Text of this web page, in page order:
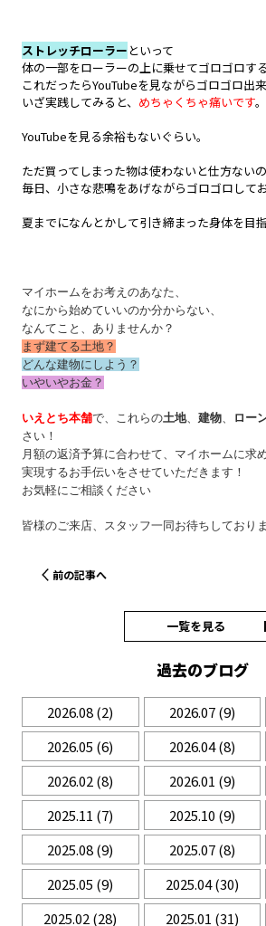
ストレッチローラー といって
体の一部をローラーの上に乗せてゴロゴロす
これだったらYouTubeを見ながらゴロゴロ出
いざ実践してみると、 めちゃくちゃ痛いです。
YouTubeを見る余裕もないぐらい。
ただ買ってしまった物は使わないと仕方ない
毎日、小さな悲鳴をあげながらゴロゴロしてお
夏までになんとかして引き締まった身体を目指
マイホームをお考えのあなた、
なにから始めていいのか分からない、
なんてこと、ありませんか？
まず建てる土地？
どんな建物にしよう？
いやいやお金？
いえとち本舗で、これらの土地、建物、 ロー
さい！
月額の返済予算に合わせて、マイホームに求
実現するお手伝いをさせていただきます！
お気軽にご相談ください
皆様のご来店、スタッフ一同お待ちしており
前の記事へ
一覧を見る
過去のブログ
2026.08(2) 2026.07(9)
2026.05 (6) 2026.04(8)
2026.02(8) 2026.01 (9)
2025.11 (7) 2025.10 (9)
2025.08(9) 2025.07(8)
2025.05 (9) 2025.04(30)
2025.02(28) 2025.01 (31)